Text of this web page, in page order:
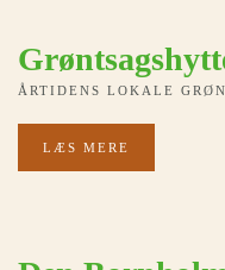
ÅRTIDENS LOKALE
LÆS MERE